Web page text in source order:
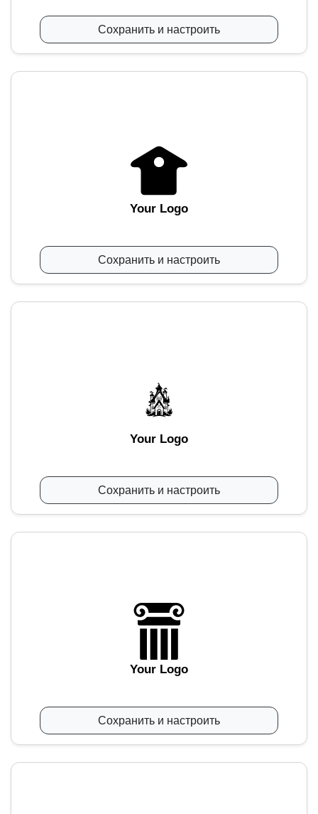
Сохранить и настроить
Your Logo
Сохранить и настроить
Your Logo
Сохранить и настроить
Your Logo
Сохранить и настроить